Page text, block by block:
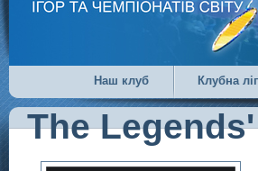
Наш клуб Клубна
The